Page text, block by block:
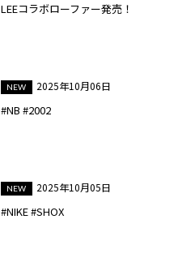
LEEコラボローファー発売！
2025年10月06日
#NB #2002
2025年10月05日
#NIKE #SHOX